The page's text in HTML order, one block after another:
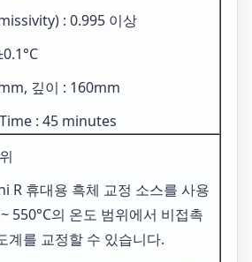
: 0.995 이상
깊이 : 160mm
: 45 minutes
R 휴대용 흑체 교정 소스를 사용
550°C의 온도 범위에서 비접촉
계를 교정할 수 있습니다.